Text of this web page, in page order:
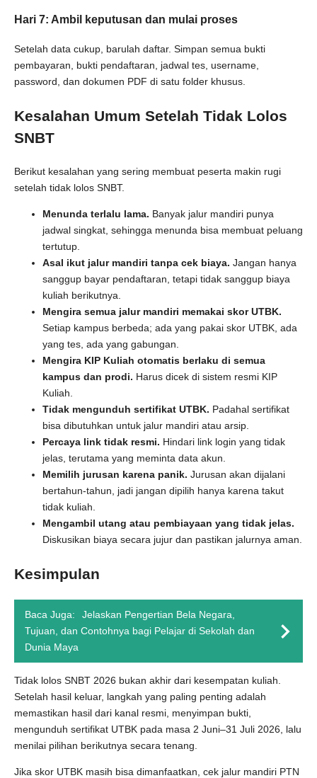
Hari 7: Ambil keputusan dan mulai proses
Setelah data cukup, barulah daftar. Simpan semua bukti
pembayaran, bukti pendaftaran, jadwal tes, username,
password, dan dokumen PDF di satu folder khusus.
Kesalahan Umum Setelah Tidak Lolos
SNBT
Berikut kesalahan yang sering membuat peserta makin rugi
setelah tidak lolos SNBT.
Menunda terlalu lama. Banyak jalur mandiri punya
jadwal singkat, sehingga menunda bisa membuat peluang
tertutup.
Asal ikut jalur mandiri tanpa cek biaya. Jangan hanya
sanggup bayar pendaftaran, tetapi tidak sanggup biaya
kuliah berikutnya.
Mengira semua jalur mandiri memakai skor UTBK.
Setiap kampus berbeda; ada yang pakai skor UTBK, ada
yang tes, ada yang gabungan.
Mengira KIP Kuliah otomatis berlaku di semua
kampus dan prodi. Harus dicek di sistem resmi KIP
Kuliah.
Tidak mengunduh sertifikat UTBK. Padahal sertifikat
bisa dibutuhkan untuk jalur mandiri atau arsip.
Percaya link tidak resmi. Hindari link login yang tidak
jelas, terutama yang meminta data akun.
Memilih jurusan karena panik. Jurusan akan dijalani
bertahun-tahun, jadi jangan dipilih hanya karena takut
tidak kuliah.
Mengambil utang atau pembiayaan yang tidak jelas.
Diskusikan biaya secara jujur dan pastikan jalurnya aman.
Kesimpulan
Baca Juga:
Jelaskan Pengertian Bela Negara,
Tujuan, dan Contohnya bagi Pelajar di Sekolah dan
Dunia Maya
Tidak lolos SNBT 2026 bukan akhir dari kesempatan kuliah.
Setelah hasil keluar, langkah yang paling penting adalah
memastikan hasil dari kanal resmi, menyimpan bukti,
mengunduh sertifikat UTBK pada masa 2 Juni–31 Juli 2026, lalu
menilai pilihan berikutnya secara tenang.
Jika skor UTBK masih bisa dimanfaatkan, cek jalur mandiri PTN